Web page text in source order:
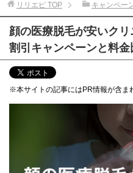
リリエピ TOP キャンペー
顔の医療脱毛が安いク
割引キャンペーンと料金
※本サイトの記事にはPR情報が含ま